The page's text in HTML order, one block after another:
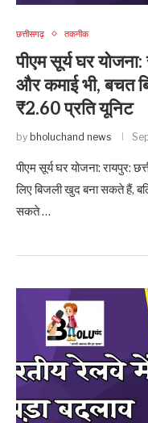
छत्तीसगढ़ तकनीक
पीएम सूर्य घर
और कमाई भी, बचत
₹2.60 प्रति यूनिट
by bholuchand news
पीएम सूर्य घर योजना:
लिए बिजली खुद बना सकते हैं,
सकते …